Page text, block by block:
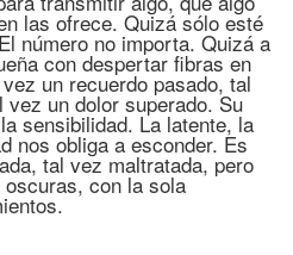
las ofrece. Quizá sólo esté
número no importa. Quizá a
con despertar fibras en
un recuerdo pasado, tal
un dolor superado. Su
sensibilidad. La latente, la
nos obliga a esconder. Es
tal vez maltratada, pero
con la sola